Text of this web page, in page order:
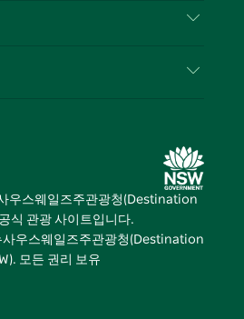
사업
광청(Destination NSW) 미디
Sydney)
우스웨일즈주관광청(Destination
식 관광 사이트입니다.
사우스웨일즈주관광청(Destination
모든 권리 보유